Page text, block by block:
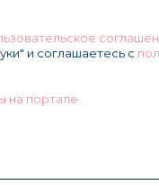
и соглашаетесь с
на портале